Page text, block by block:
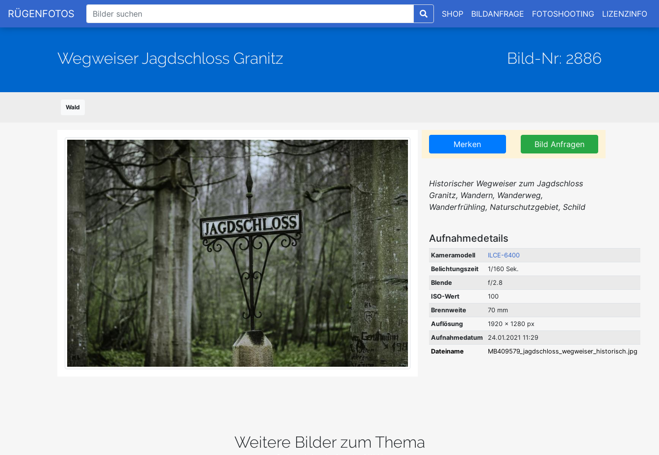
RÜGENFOTOS SHOP BILDANFRAGE FOTOSHOOTING LIZENZINFO
Wegweiser Jagdschloss Granitz Bild-Nr: 2886
Wald
Merken Bild Anfragen
Historischer Wegweiser zum Jagdschloss
Granitz, Wandern, Wanderweg,
Wanderfrühling, Naturschutzgebiet, Schild
Aufnahmedetails
Kameramodell
ILCE-6400
Belichtungszeit
1/160 Sek.
Blende
f/2.8
ISO-Wert
100
Brennweite
70 mm
Auflösung
1920 x 1280 px
Aufnahmedatum
24.01.2021 11:29
Dateiname
MB409579_jagdschloss_wegweiser_historisch.jpg
Weitere Bilder zum Thema